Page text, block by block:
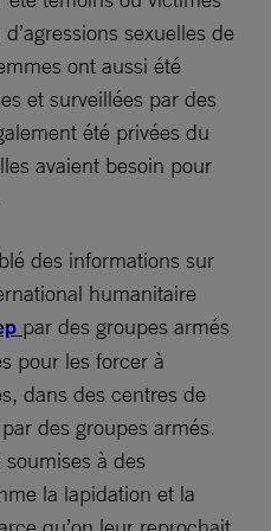
sexuelles de
ont aussi été
et surveillées par des
été privées du
avaient besoin pour
des informations sur
humanitaire
par des groupes armés
pour les forcer à
dans des centres de
des groupes armés.
à des
la lapidation et la